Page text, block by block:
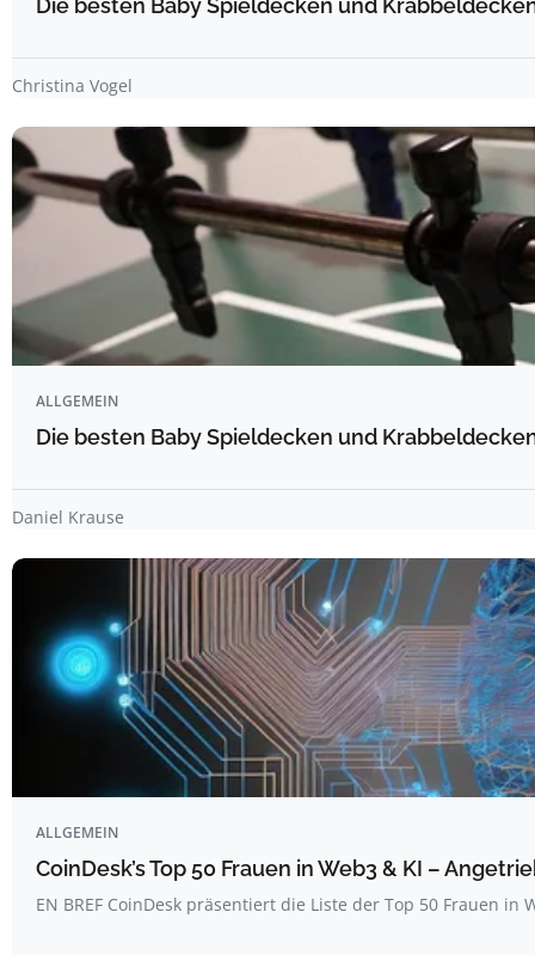
Die besten Baby Spieldecken und
Christina Vogel
ALLGEMEIN
Die besten Baby Spieldecken und
Daniel Krause
ALLGEMEIN
CoinDesk’s Top 50 Frauen in Web3 & KI –
EN BREF CoinDesk präsentiert die Liste der Top 50 Frauen in